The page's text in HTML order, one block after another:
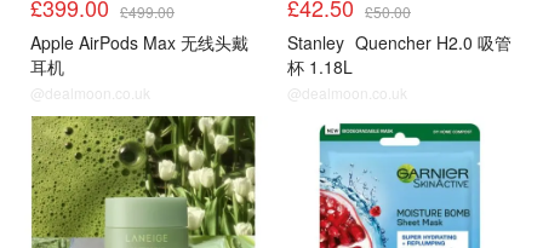
£399.00 £499.00
Apple AirPods Max 无线头戴
耳机
@dealmoon.co.uk
£42.50 £50.00
Stanley Quencher H2.0 吸管
杯 1.18L
@dealmoon.co.uk